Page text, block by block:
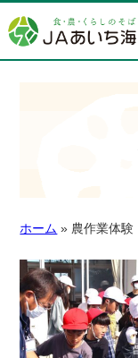
ホーム » 農作業体験